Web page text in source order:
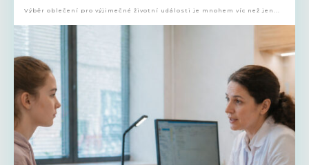
Výběr oblečení pro výjimečné životní události je mnohem víc než jen...